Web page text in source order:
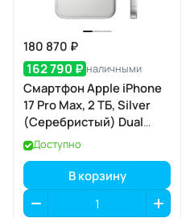
180 870 ₽
162 790 ₽ наличными
Смартфон Apple iPhone
17 Pro Max, 2 ТБ, Silver
(Серебристый) Dual
eSIM
Доступно
В корзину